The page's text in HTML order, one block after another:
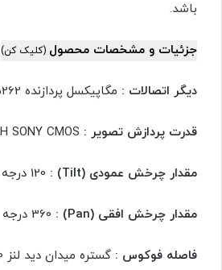
باشد.
جزئیات و مشخصات محصول (کلیک کن)
دیگر اتصالات : مگاپیکسل پردازنده CMOS: SONY 5262
قدرت پردازش تصویر :
مقدار چرخش عمودی (Tilt) :
مقدار چرخش افقی (Pan) :
فاصله فوکوس : گستره میدان دید لنز 120 درجه میباشد